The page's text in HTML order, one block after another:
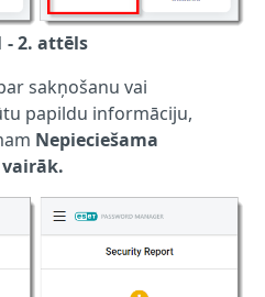
- 2. attēls
sakņošanu vai
papildu informāciju,
Nepieciešama